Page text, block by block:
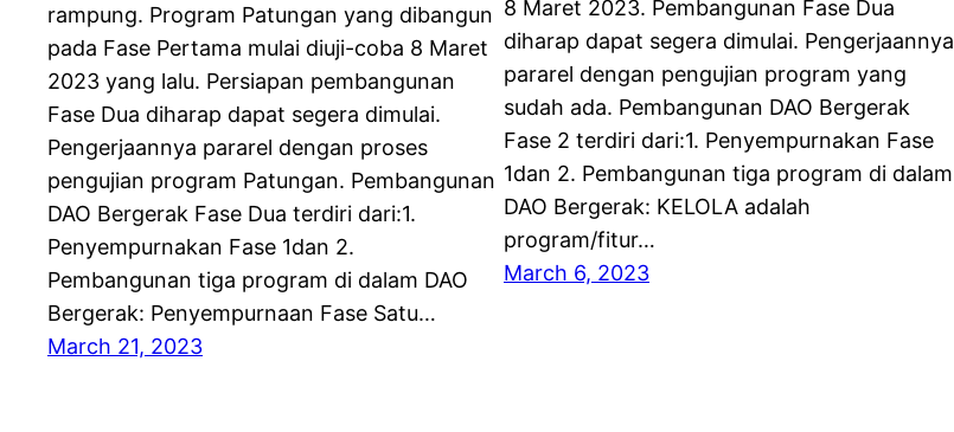
rampung. Program Patungan yang dibangun
pada Fase Pertama mulai diuji-coba 8 Maret
2023 yang lalu. Persiapan pembangunan
Fase Dua diharap dapat segera dimulai.
Pengerjaannya pararel dengan proses
pengujian program Patungan. Pembangunan
DAO Bergerak Fase Dua terdiri dari:1.
Penyempurnakan Fase 1dan 2.
Pembangunan tiga program di dalam DAO
Bergerak: Penyempurnaan Fase Satu…
March 21, 2023
8 Maret 2023. Pembangunan Fase Dua
diharap dapat segera dimulai. Pengerjaannya
pararel dengan pengujian program yang
sudah ada. Pembangunan DAO Bergerak
Fase 2 terdiri dari:1. Penyempurnakan Fase
1dan 2. Pembangunan tiga program di dalam
DAO Bergerak: KELOLA adalah
program/fitur…
March 6, 2023